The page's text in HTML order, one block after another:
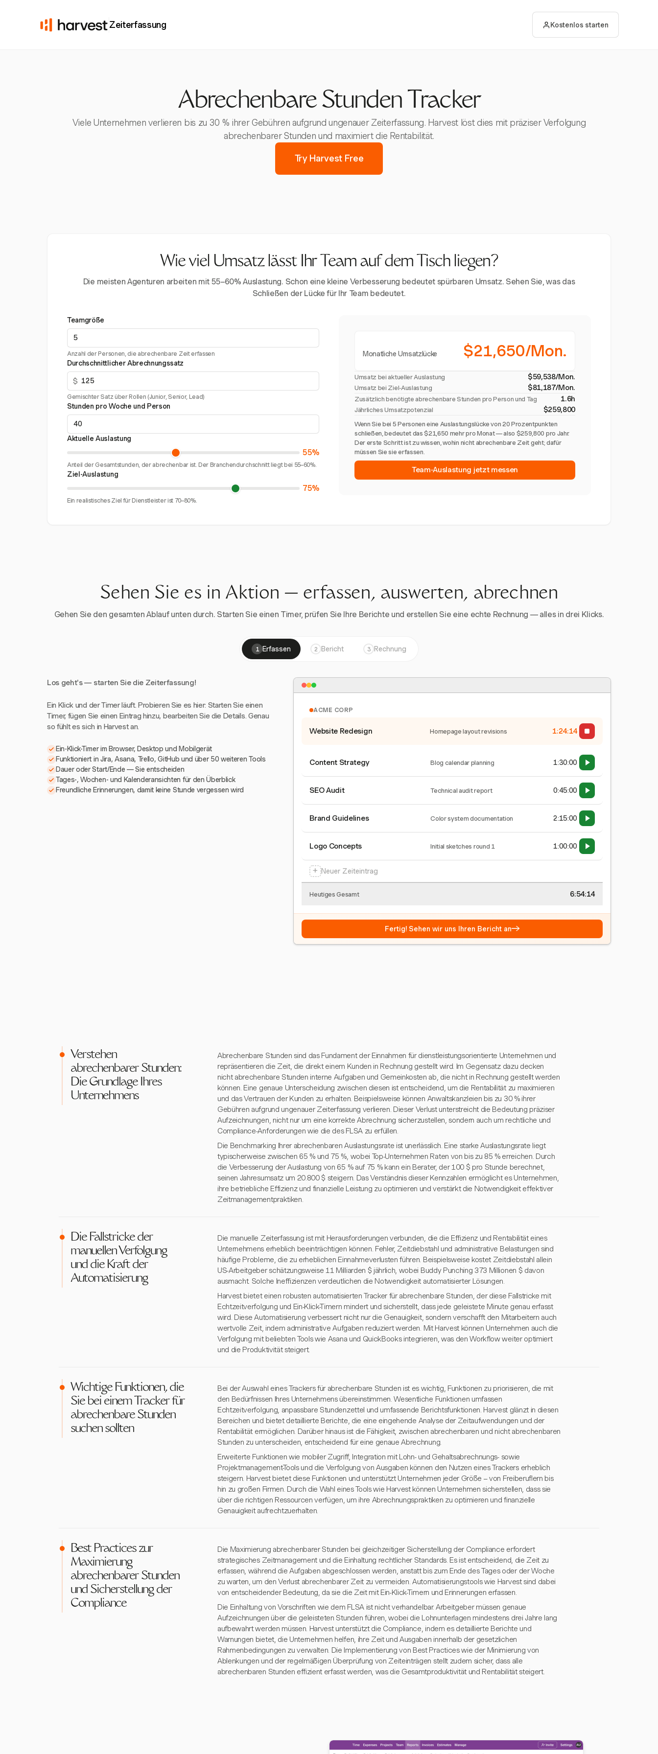
Zeiterfassung Kostenlos starten
Abrechenbare Stunden Tracker
Viele Unternehmen verlieren bis zu 30 % ihrer Gebühren aufgrund ungenauer Zeiterfassung. Harvest löst dies mit präziser Verfolgung
abrechenbarer Stunden und maximiert die Rentabilität.
Try Harvest Free
Wie viel Umsatz lässt Ihr Team auf dem Tisch liegen?
Die meisten Agenturen arbeiten mit 55–60% Auslastung. Schon eine kleine Verbesserung bedeutet spürbaren Umsatz. Sehen Sie, was das
Schließen der Lücke für Ihr Team bedeutet.
Teamgröße
Anzahl der Personen, die abrechenbare Zeit erfassen
Durchschnittlicher Abrechnungssatz
$
Gemischter Satz über Rollen (Junior, Senior, Lead)
Stunden pro Woche und Person
Aktuelle Auslastung
55%
Anteil der Gesamtstunden, der abrechenbar ist. Der Branchendurchschnitt liegt bei 55–60%.
Ziel-Auslastung
75%
Ein realistisches Ziel für Dienstleister ist 70–80%.
Monatliche Umsatzlücke $21,650/Mon.
Umsatz bei aktueller Auslastung $59,538/Mon.
Umsatz bei Ziel-Auslastung $81,187/Mon.
Zusätzlich benötigte abrechenbare Stunden pro Person und Tag 1.6h
Jährliches Umsatzpotenzial $259,800
Wenn Sie bei 5 Personen eine Auslastungslücke von 20 Prozentpunkten
schließen, bedeutet das $21,650 mehr pro Monat — also $259,800 pro Jahr.
Der erste Schritt ist zu wissen, wohin nicht abrechenbare Zeit geht; dafür
müssen Sie sie erfassen.
Team-Auslastung jetzt messen
Sehen Sie es in Aktion — erfassen, auswerten, abrechnen
Gehen Sie den gesamten Ablauf unten durch. Starten Sie einen Timer, prüfen Sie Ihre Berichte und erstellen Sie eine echte Rechnung — alles in drei Klicks.
1 Erfassen 2 Bericht 3 Rechnung
Los geht's — starten Sie die Zeiterfassung!
Ein Klick und der Timer läuft. Probieren Sie es hier: Starten Sie einen
Timer, fügen Sie einen Eintrag hinzu, bearbeiten Sie die Details. Genau
so fühlt es sich in Harvest an.
Ein-Klick-Timer im Browser, Desktop und Mobilgerät
Funktioniert in Jira, Asana, Trello, GitHub und über 50 weiteren Tools
Dauer oder Start/Ende — Sie entscheiden
Tages-, Wochen- und Kalenderansichten für den Überblick
Freundliche Erinnerungen, damit keine Stunde vergessen wird
ACME CORP
Website Redesign Homepage layout revisions 1:24:15
Content Strategy Blog calendar planning 1:30:00
SEO Audit Technical audit report 0:45:00
Brand Guidelines Color system documentation 2:15:00
Logo Concepts Initial sketches round 1 1:00:00
+ Neuer Zeiteintrag
Heutiges Gesamt 6:54:15
Fertig! Sehen wir uns Ihren Bericht an→
Verstehen
abrechenbarer Stunden:
Die Grundlage Ihres
Unternehmens
Abrechenbare Stunden sind das Fundament der Einnahmen für dienstleistungsorientierte Unternehmen und
repräsentieren die Zeit, die direkt einem Kunden in Rechnung gestellt wird. Im Gegensatz dazu decken
nicht abrechenbare Stunden interne Aufgaben und Gemeinkosten ab, die nicht in Rechnung gestellt werden
können. Eine genaue Unterscheidung zwischen diesen ist entscheidend, um die Rentabilität zu maximieren
und das Vertrauen der Kunden zu erhalten. Beispielsweise können Anwaltskanzleien bis zu 30 % ihrer
Gebühren aufgrund ungenauer Zeiterfassung verlieren. Dieser Verlust unterstreicht die Bedeutung präziser
Aufzeichnungen, nicht nur um eine korrekte Abrechnung sicherzustellen, sondern auch um rechtliche und
Compliance-Anforderungen wie die des FLSA zu erfüllen.
Die Benchmarking Ihrer abrechenbaren Auslastungsrate ist unerlässlich. Eine starke Auslastungsrate liegt
typischerweise zwischen 65 % und 75 %, wobei Top-Unternehmen Raten von bis zu 85 % erreichen. Durch
die Verbesserung der Auslastung von 65 % auf 75 % kann ein Berater, der 100 $ pro Stunde berechnet,
seinen Jahresumsatz um 20.800 $ steigern. Das Verständnis dieser Kennzahlen ermöglicht es Unternehmen,
ihre betriebliche Effizienz und finanzielle Leistung zu optimieren und verstärkt die Notwendigkeit effektiver
Zeitmanagementpraktiken.
Die Fallstricke der
manuellen Verfolgung
und die Kraft der
Automatisierung
Die manuelle Zeiterfassung ist mit Herausforderungen verbunden, die die Effizienz und Rentabilität eines
Unternehmens erheblich beeinträchtigen können. Fehler, Zeitdiebstahl und administrative Belastungen sind
häufige Probleme, die zu erheblichen Einnahmeverlusten führen. Beispielsweise kostet Zeitdiebstahl allein
US-Arbeitgeber schätzungsweise 11 Milliarden $ jährlich, wobei Buddy Punching 373 Millionen $ davon
ausmacht. Solche Ineffizienzen verdeutlichen die Notwendigkeit automatisierter Lösungen.
Harvest bietet einen robusten automatisierten Tracker für abrechenbare Stunden, der diese Fallstricke mit
Echtzeitverfolgung und Ein-Klick-Timern mindert und sicherstellt, dass jede geleistete Minute genau erfasst
wird. Diese Automatisierung verbessert nicht nur die Genauigkeit, sondern verschafft den Mitarbeitern auch
wertvolle Zeit, indem administrative Aufgaben reduziert werden. Mit Harvest können Unternehmen auch die
Verfolgung mit beliebten Tools wie Asana und QuickBooks integrieren, was den Workflow weiter optimiert
und die Produktivität steigert.
Wichtige Funktionen, die
Sie bei einem Tracker für
abrechenbare Stunden
suchen sollten
Bei der Auswahl eines Trackers für abrechenbare Stunden ist es wichtig, Funktionen zu priorisieren, die mit
den Bedürfnissen Ihres Unternehmens übereinstimmen. Wesentliche Funktionen umfassen
Echtzeitverfolgung, anpassbare Stundenzettel und umfassende Berichtsfunktionen. Harvest glänzt in diesen
Bereichen und bietet detaillierte Berichte, die eine eingehende Analyse der Zeitaufwendungen und der
Rentabilität ermöglichen. Darüber hinaus ist die Fähigkeit, zwischen abrechenbaren und nicht abrechenbaren
Stunden zu unterscheiden, entscheidend für eine genaue Abrechnung.
Erweiterte Funktionen wie mobiler Zugriff, Integration mit Lohn- und Gehaltsabrechnungs- sowie
Projektmanagement-Tools und die Verfolgung von Ausgaben können den Nutzen eines Trackers erheblich
steigern. Harvest bietet diese Funktionen und unterstützt Unternehmen jeder Größe – von Freiberuflern bis
hin zu großen Firmen. Durch die Wahl eines Tools wie Harvest können Unternehmen sicherstellen, dass sie
über die richtigen Ressourcen verfügen, um ihre Abrechnungspraktiken zu optimieren und finanzielle
Genauigkeit aufrechtzuerhalten.
Best Practices zur
Maximierung
abrechenbarer Stunden
und Sicherstellung der
Compliance
Die Maximierung abrechenbarer Stunden bei gleichzeitiger Sicherstellung der Compliance erfordert
strategisches Zeitmanagement und die Einhaltung rechtlicher Standards. Es ist entscheidend, die Zeit zu
erfassen, während die Aufgaben abgeschlossen werden, anstatt bis zum Ende des Tages oder der Woche
zu warten, um den Verlust abrechenbarer Zeit zu vermeiden. Automatisierungstools wie Harvest sind dabei
von entscheidender Bedeutung, da sie die Zeit mit Ein-Klick-Timern und Erinnerungen erfassen.
Die Einhaltung von Vorschriften wie dem FLSA ist nicht verhandelbar. Arbeitgeber müssen genaue
Aufzeichnungen über die geleisteten Stunden führen, wobei die Lohnunterlagen mindestens drei Jahre lang
aufbewahrt werden müssen. Harvest unterstützt die Compliance, indem es detaillierte Berichte und
Warnungen bietet, die Unternehmen helfen, ihre Zeit und Ausgaben innerhalb der gesetzlichen
Rahmenbedingungen zu verwalten. Die Implementierung von Best Practices wie der Minimierung von
Ablenkungen und der regelmäßigen Überprüfung von Zeiteinträgen stellt zudem sicher, dass alle
abrechenbaren Stunden effizient erfasst werden, was die Gesamtproduktivität und Rentabilität steigert.